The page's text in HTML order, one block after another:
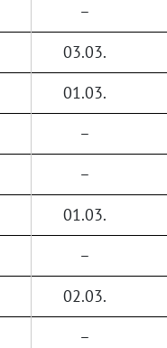
–
03.03.
01.03.
–
–
01.03.
–
02.03.
–